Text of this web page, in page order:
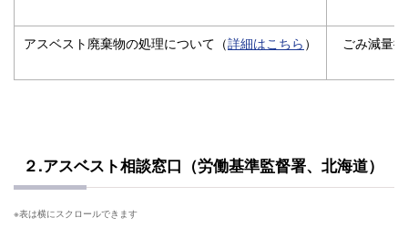
アスベスト廃棄物の処理について（詳細はこちら） ごみ減量
２.アスベスト相談窓口（労働基準監督署、北海道）